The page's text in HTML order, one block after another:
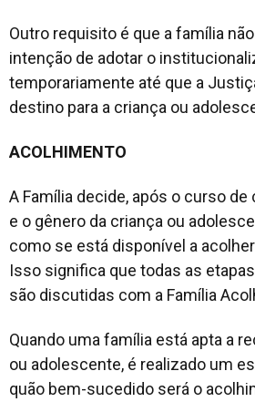
Outro requisito é que a família
intenção de adotar o
temporariamente até que a
destino para a criança ou
ACOLHIMENTO
A Família decide, após o curso de
e o gênero da criança ou
como se está disponível a
Isso significa que todas as
são discutidas com a Família
Quando uma família está apta a
ou adolescente, é realizado um
quão bem-sucedido será o